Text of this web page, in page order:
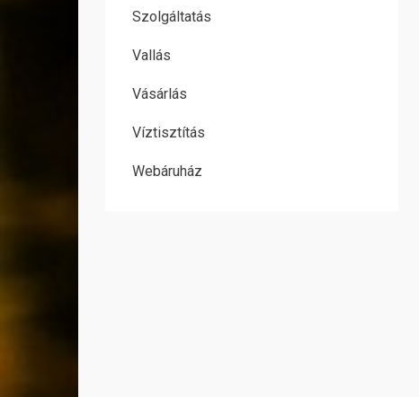
Szolgáltatás
Vallás
Vásárlás
Víztisztítás
Webáruház